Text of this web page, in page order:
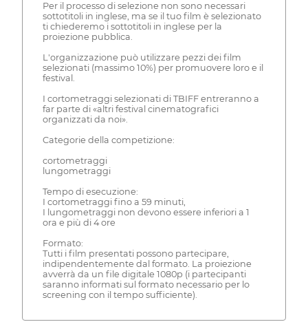
Per il processo di selezione non sono necessari
sottotitoli in inglese, ma se il tuo film è selezionato
ti chiederemo i sottotitoli in inglese per la
proiezione pubblica.
L'organizzazione può utilizzare pezzi dei film
selezionati (massimo 10%) per promuovere loro e il
festival.
I cortometraggi selezionati di TBIFF entreranno a
far parte di «altri festival cinematografici
organizzati da noi».
Categorie della competizione:
cortometraggi
lungometraggi
Tempo di esecuzione:
I cortometraggi fino a 59 minuti,
I lungometraggi non devono essere inferiori a 1
ora e più di 4 ore
Formato:
Tutti i film presentati possono partecipare,
indipendentemente dal formato. La proiezione
avverrà da un file digitale 1080p (i partecipanti
saranno informati sul formato necessario per lo
screening con il tempo sufficiente).